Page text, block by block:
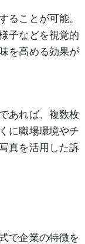
ることが可能。
子などを視覚的
を高める効果が
あれば、複数枚
に職場環境やチ
真を活用した訴
で企業の特徴を